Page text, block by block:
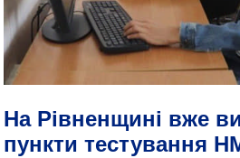
На Рівненщині вже
пункти тестування